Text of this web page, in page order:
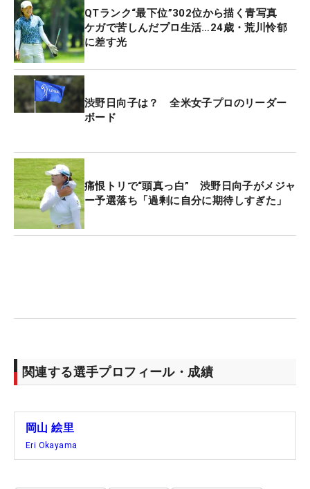
QTランク“最下位”302位から描く青写真
ケガで苦しんだプロ生活…24歳・荒川怜郁
に差す光
渋野日向子は？ 全米女子プロのリーダー
ボード
痛恨トリで“頭真っ白” 渋野日向子がメジャ
ー予選落ち「過剰に自分に期待しすぎた」
関連する選手プロフィール・成績
岡山 絵里
Eri Okayama